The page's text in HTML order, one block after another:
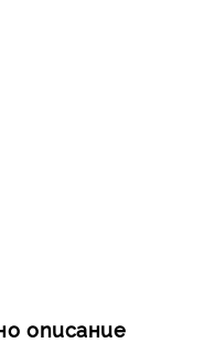
описание